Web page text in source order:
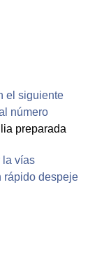
el siguiente
número
preparada
la vías
rápido despeje